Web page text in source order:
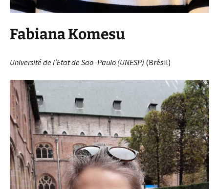
Fabiana Komesu
Université de l’Etat de São -Paulo (UNESP) (Brésil)